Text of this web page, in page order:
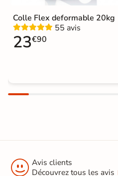
Colle Flex deformable 20kg
55 avis
23€90
 Avis clients
Découvrez tous les avis